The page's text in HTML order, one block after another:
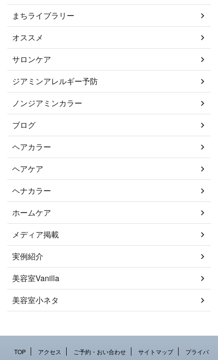
まちライブラリー
オススメ
サロンケア
ジアミンアレルギー予防
ノンジアミンカラー
ブログ
ヘアカラー
ヘアケア
ヘナカラー
ホームケア
メディア掲載
実例紹介
美容室Vanilla
美容室小ネタ
TOP アクセス ご予約・おい合わせ サイトマップ
プライバ